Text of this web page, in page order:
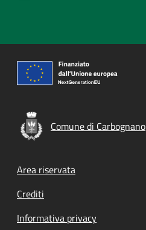
Comune di Carbognano
Footer menu
Area riservata
Crediti
Informativa privacy